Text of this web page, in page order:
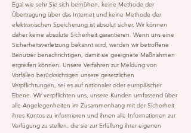
Egal wie sehr Sie sich bemühen, keine Methode der
Übertragung über das Internet und keine Methode der
elektronischen Speicherung ist absolut sicher. Wir können
daher keine absolute Sicherheit garantieren. Wenn uns eine
Sicherheitsverletzung bekannt wird, werden wir betroffene
Benutzer benachrichtigen, damit sie geeignete Maßnahmen
ergreifen können. Unsere Verfahren zur Meldung von
Vorfällen berücksichtigen unsere gesetzlichen
Verpflichtungen, sei es auf nationaler oder europäischer
Ebene. Wir verpflichten uns, unsere Kunden umfassend über
alle Angelegenheiten im Zusammenhang mit der Sicherheit
ihres Kontos zu informieren und ihnen alle Informationen zur
Verfügung zu stellen, die sie zur Erfüllung ihrer eigenen